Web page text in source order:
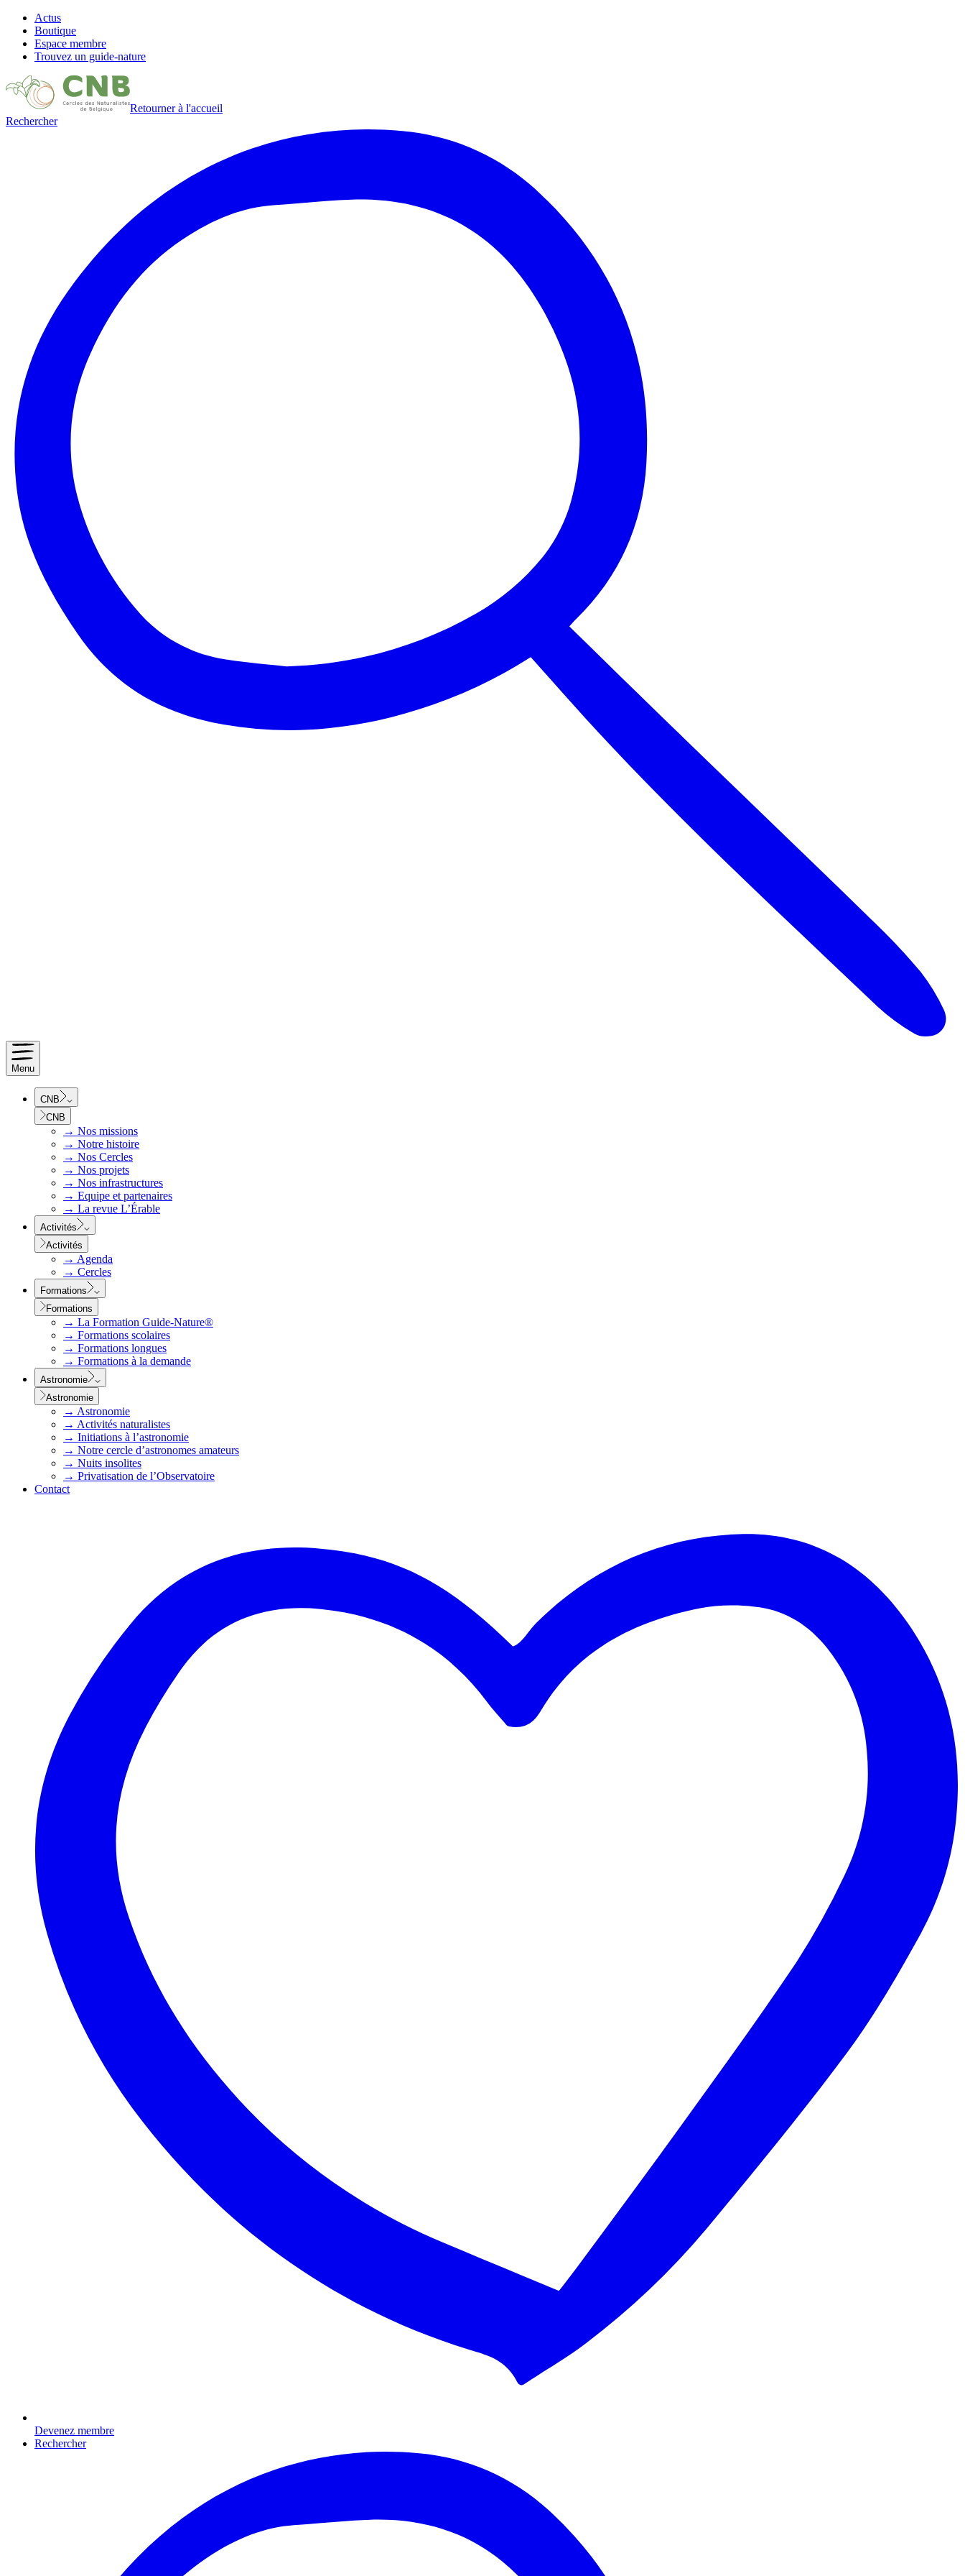
Actus
Boutique
Espace membre
Trouvez un guide-nature
Retourner à l'accueil
Rechercher
Menu
CNB
CNB
→ Nos missions
→ Notre histoire
→ Nos Cercles
→ Nos projets
→ Nos infrastructures
→ Equipe et partenaires
→ La revue L’Érable
Activités
Activités
→ Agenda
→ Cercles
Formations
Formations
→ La Formation Guide-Nature®
→ Formations scolaires
→ Formations longues
→ Formations à la demande
Astronomie
Astronomie
→ Astronomie
→ Activités naturalistes
→ Initiations à l’astronomie
→ Notre cercle d’astronomes amateurs
→ Nuits insolites
→ Privatisation de l’Observatoire
Contact
Devenez membre
Rechercher